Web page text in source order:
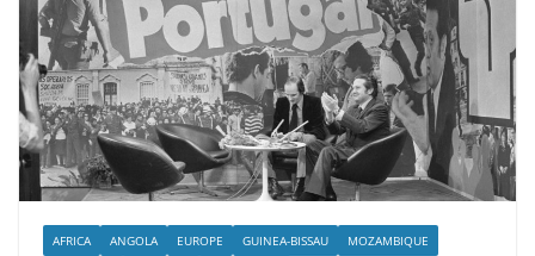
AFRICA ANGOLA EUROPE GUINEA-BISSAU
MOZAMBIQUE